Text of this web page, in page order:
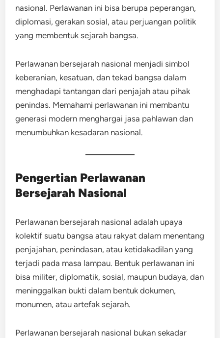
nasional. Perlawanan ini bisa berupa peperangan,
diplomasi, gerakan sosial, atau perjuangan politik
yang membentuk sejarah bangsa.
Perlawanan bersejarah nasional menjadi simbol
keberanian, kesatuan, dan tekad bangsa dalam
menghadapi tantangan dari penjajah atau pihak
penindas. Memahami perlawanan ini membantu
generasi modern menghargai jasa pahlawan dan
menumbuhkan kesadaran nasional.
Pengertian Perlawanan
Bersejarah Nasional
Perlawanan bersejarah nasional adalah upaya
kolektif suatu bangsa atau rakyat dalam menentang
penjajahan, penindasan, atau ketidakadilan yang
terjadi pada masa lampau. Bentuk perlawanan ini
bisa militer, diplomatik, sosial, maupun budaya, dan
meninggalkan bukti dalam bentuk dokumen,
monumen, atau artefak sejarah.
Perlawanan bersejarah nasional bukan sekadar